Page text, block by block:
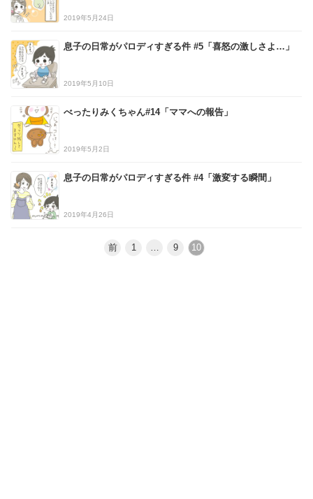
2019年5月24日
息子の日常がパロディすぎる件 #5「喜怒の激しさよ…」
2019年5月10日
べったりみくちゃん#14「ママへの報告」
2019年5月2日
息子の日常がパロディすぎる件 #4「激変する瞬間」
2019年4月26日
前 1 … 9 10